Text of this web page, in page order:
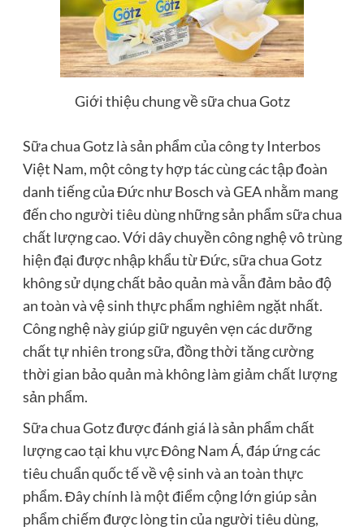
Giới thiệu chung về sữa chua Gotz
Sữa chua Gotz là sản phẩm của công ty Interbos
Việt Nam, một công ty hợp tác cùng các tập đoàn
danh tiếng của Đức như Bosch và GEA nhằm mang
đến cho người tiêu dùng những sản phẩm sữa chua
chất lượng cao. Với dây chuyền công nghệ vô trùng
hiện đại được nhập khẩu từ Đức, sữa chua Gotz
không sử dụng chất bảo quản mà vẫn đảm bảo độ
an toàn và vệ sinh thực phẩm nghiêm ngặt nhất.
Công nghệ này giúp giữ nguyên vẹn các dưỡng
chất tự nhiên trong sữa, đồng thời tăng cường
thời gian bảo quản mà không làm giảm chất lượng
sản phẩm.
Sữa chua Gotz được đánh giá là sản phẩm chất
lượng cao tại khu vực Đông Nam Á, đáp ứng các
tiêu chuẩn quốc tế về vệ sinh và an toàn thực
phẩm. Đây chính là một điểm cộng lớn giúp sản
phẩm chiếm được lòng tin của người tiêu dùng,